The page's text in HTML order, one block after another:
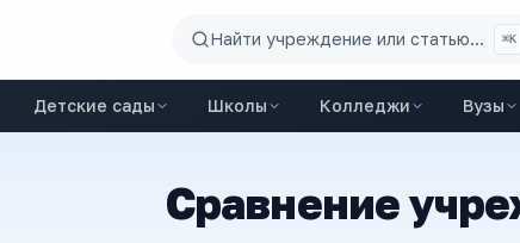
Найти учреждение или статью... ⌘K
Детские сады Школы Колледжи Вузы
Сравнение